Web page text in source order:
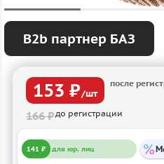
B2b партнер БАЗ
153 ₽/шт
после
166 ₽до регистрации
141 ₽ для юр. лиц